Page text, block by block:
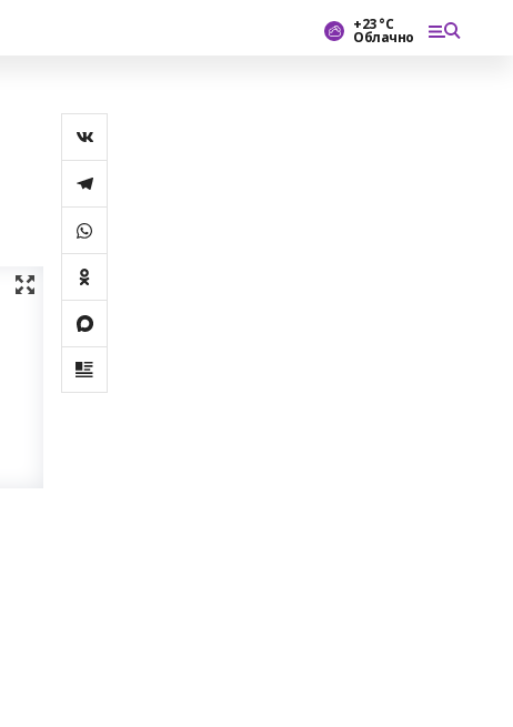
+23 °С
Облачно